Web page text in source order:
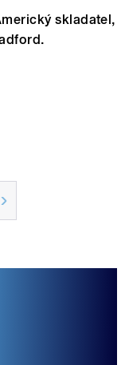
skladatel,